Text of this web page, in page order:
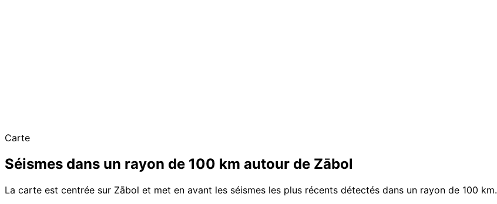
Carte
Séismes dans un rayon de 100 km autour de Zābol
La carte est centrée sur Zābol et met en avant les séismes les plus récents détectés dans un rayon de 100 km.